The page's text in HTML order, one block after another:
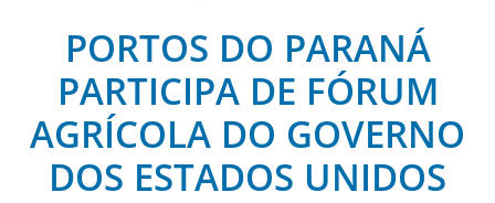
PORTOS DO PARANÁ
PARTICIPA DE FÓRUM
AGRÍCOLA DO GOVERNO
DOS ESTADOS UNIDOS